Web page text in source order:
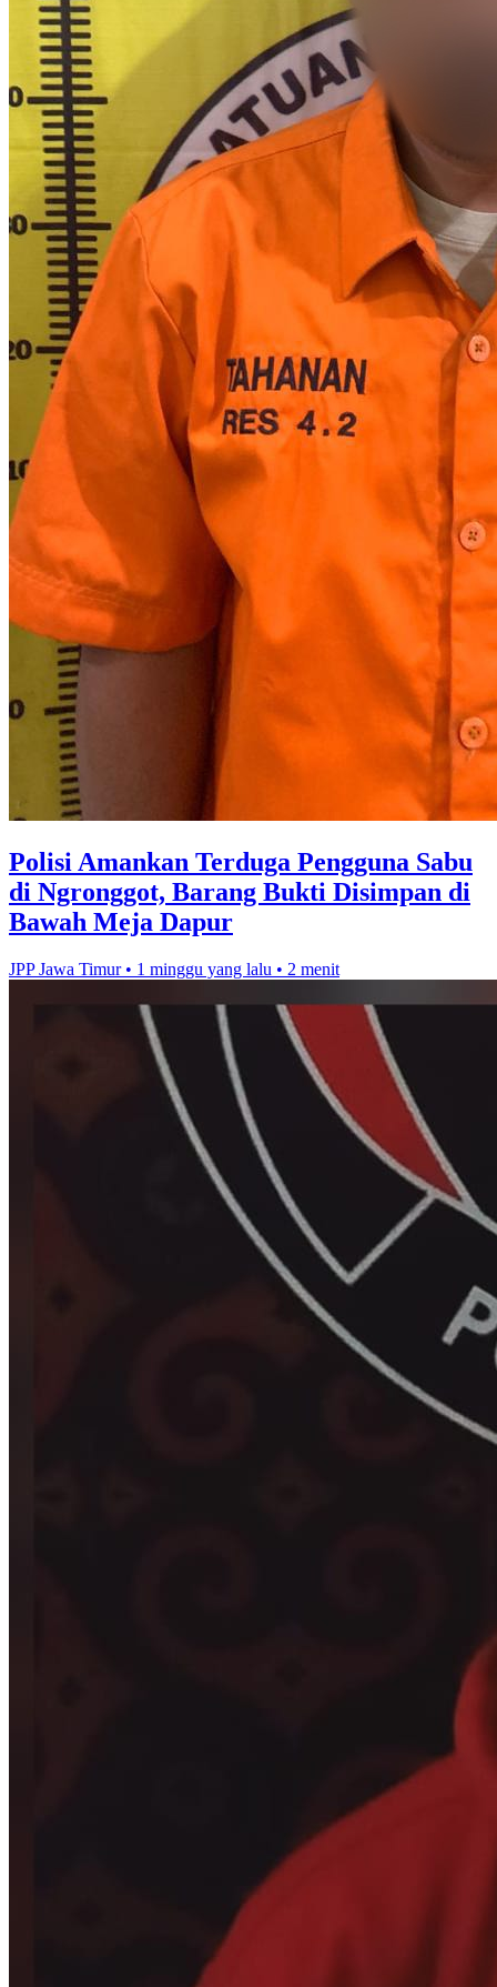
Polisi Amankan Terduga Pengguna Sabu
di Ngronggot, Barang Bukti Disimpan di
Bawah Meja Dapur
JPP Jawa Timur • 1 minggu yang lalu • 2 menit